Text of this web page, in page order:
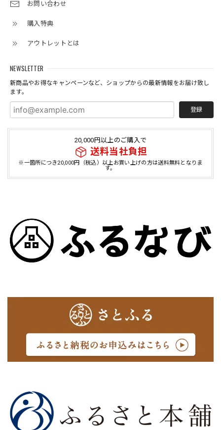
お問い合わせ
購入特典
アウトレットとは
NEWSLETTER
新商品やお得なキャンペーンなど、ショップからの最新情報をお届け致し
ます。
登録
20,000円以上のご購入で
送料当社負担
※一箇所につき20,000円（税込）以上お買い上げの方は送料無料となりま
す。